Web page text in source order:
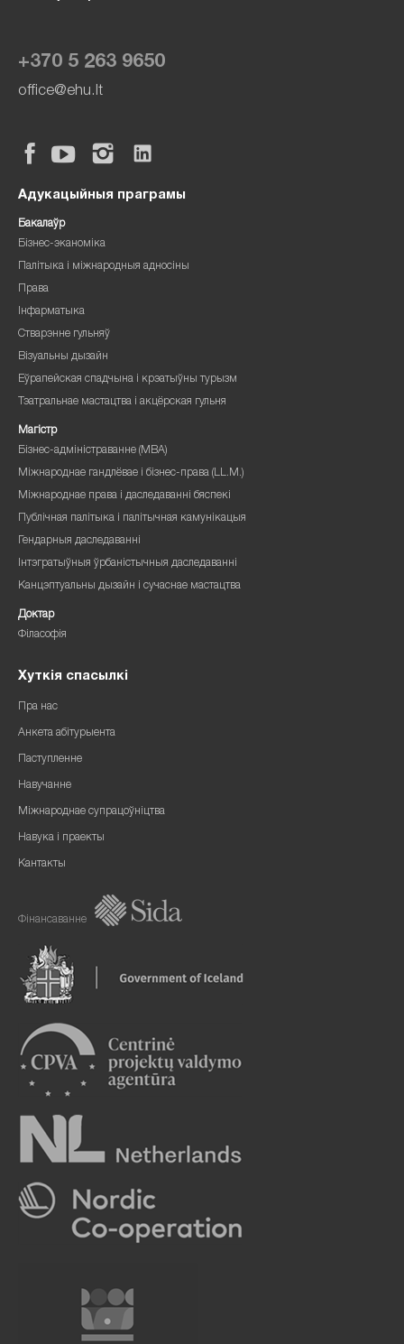
+370 5 263 9650
office@ehu.lt
Адукацыйныя праграмы
Бакалаўр
Бізнес-эканоміка
Палітыка і міжнародныя адносіны
Права
Інфарматыка
Стварэнне гульняў
Візуальны дызайн
Еўрапейская спадчына і крэатыўны турызм
Тэатральнае мастацтва і акцёрская гульня
Магістр
Бізнес-адміністраванне (MBA)
Міжнароднае гандлёвае і бізнес-права (LL.M.)
Міжнароднае права і даследаванні бяспекі
Публічная палітыка і палітычная камунікацыя
Гендарныя даследаванні
Інтэгратыўныя ўрбаністычныя даследаванні
Канцэптуальны дызайн і сучаснае мастацтва
Доктар
Філасофія
Хуткія спасылкі
Пра нас
Анкета абітурыента
Паступленне
Навучанне
Міжнароднае супрацоўніцтва
Навука і праекты
Кантакты
Фінансаванне